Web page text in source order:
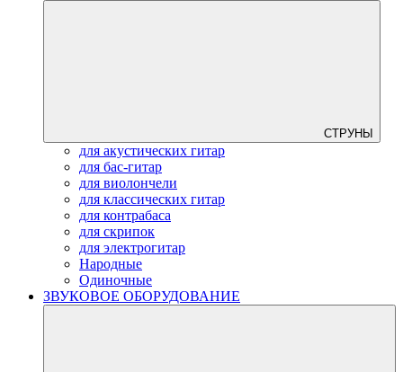
СТРУНЫ
для акустических гитар
для бас-гитар
для виолончели
для классических гитар
для контрабаса
для скрипок
для электрогитар
Народные
Одиночные
ЗВУКОВОЕ ОБОРУДОВАНИЕ